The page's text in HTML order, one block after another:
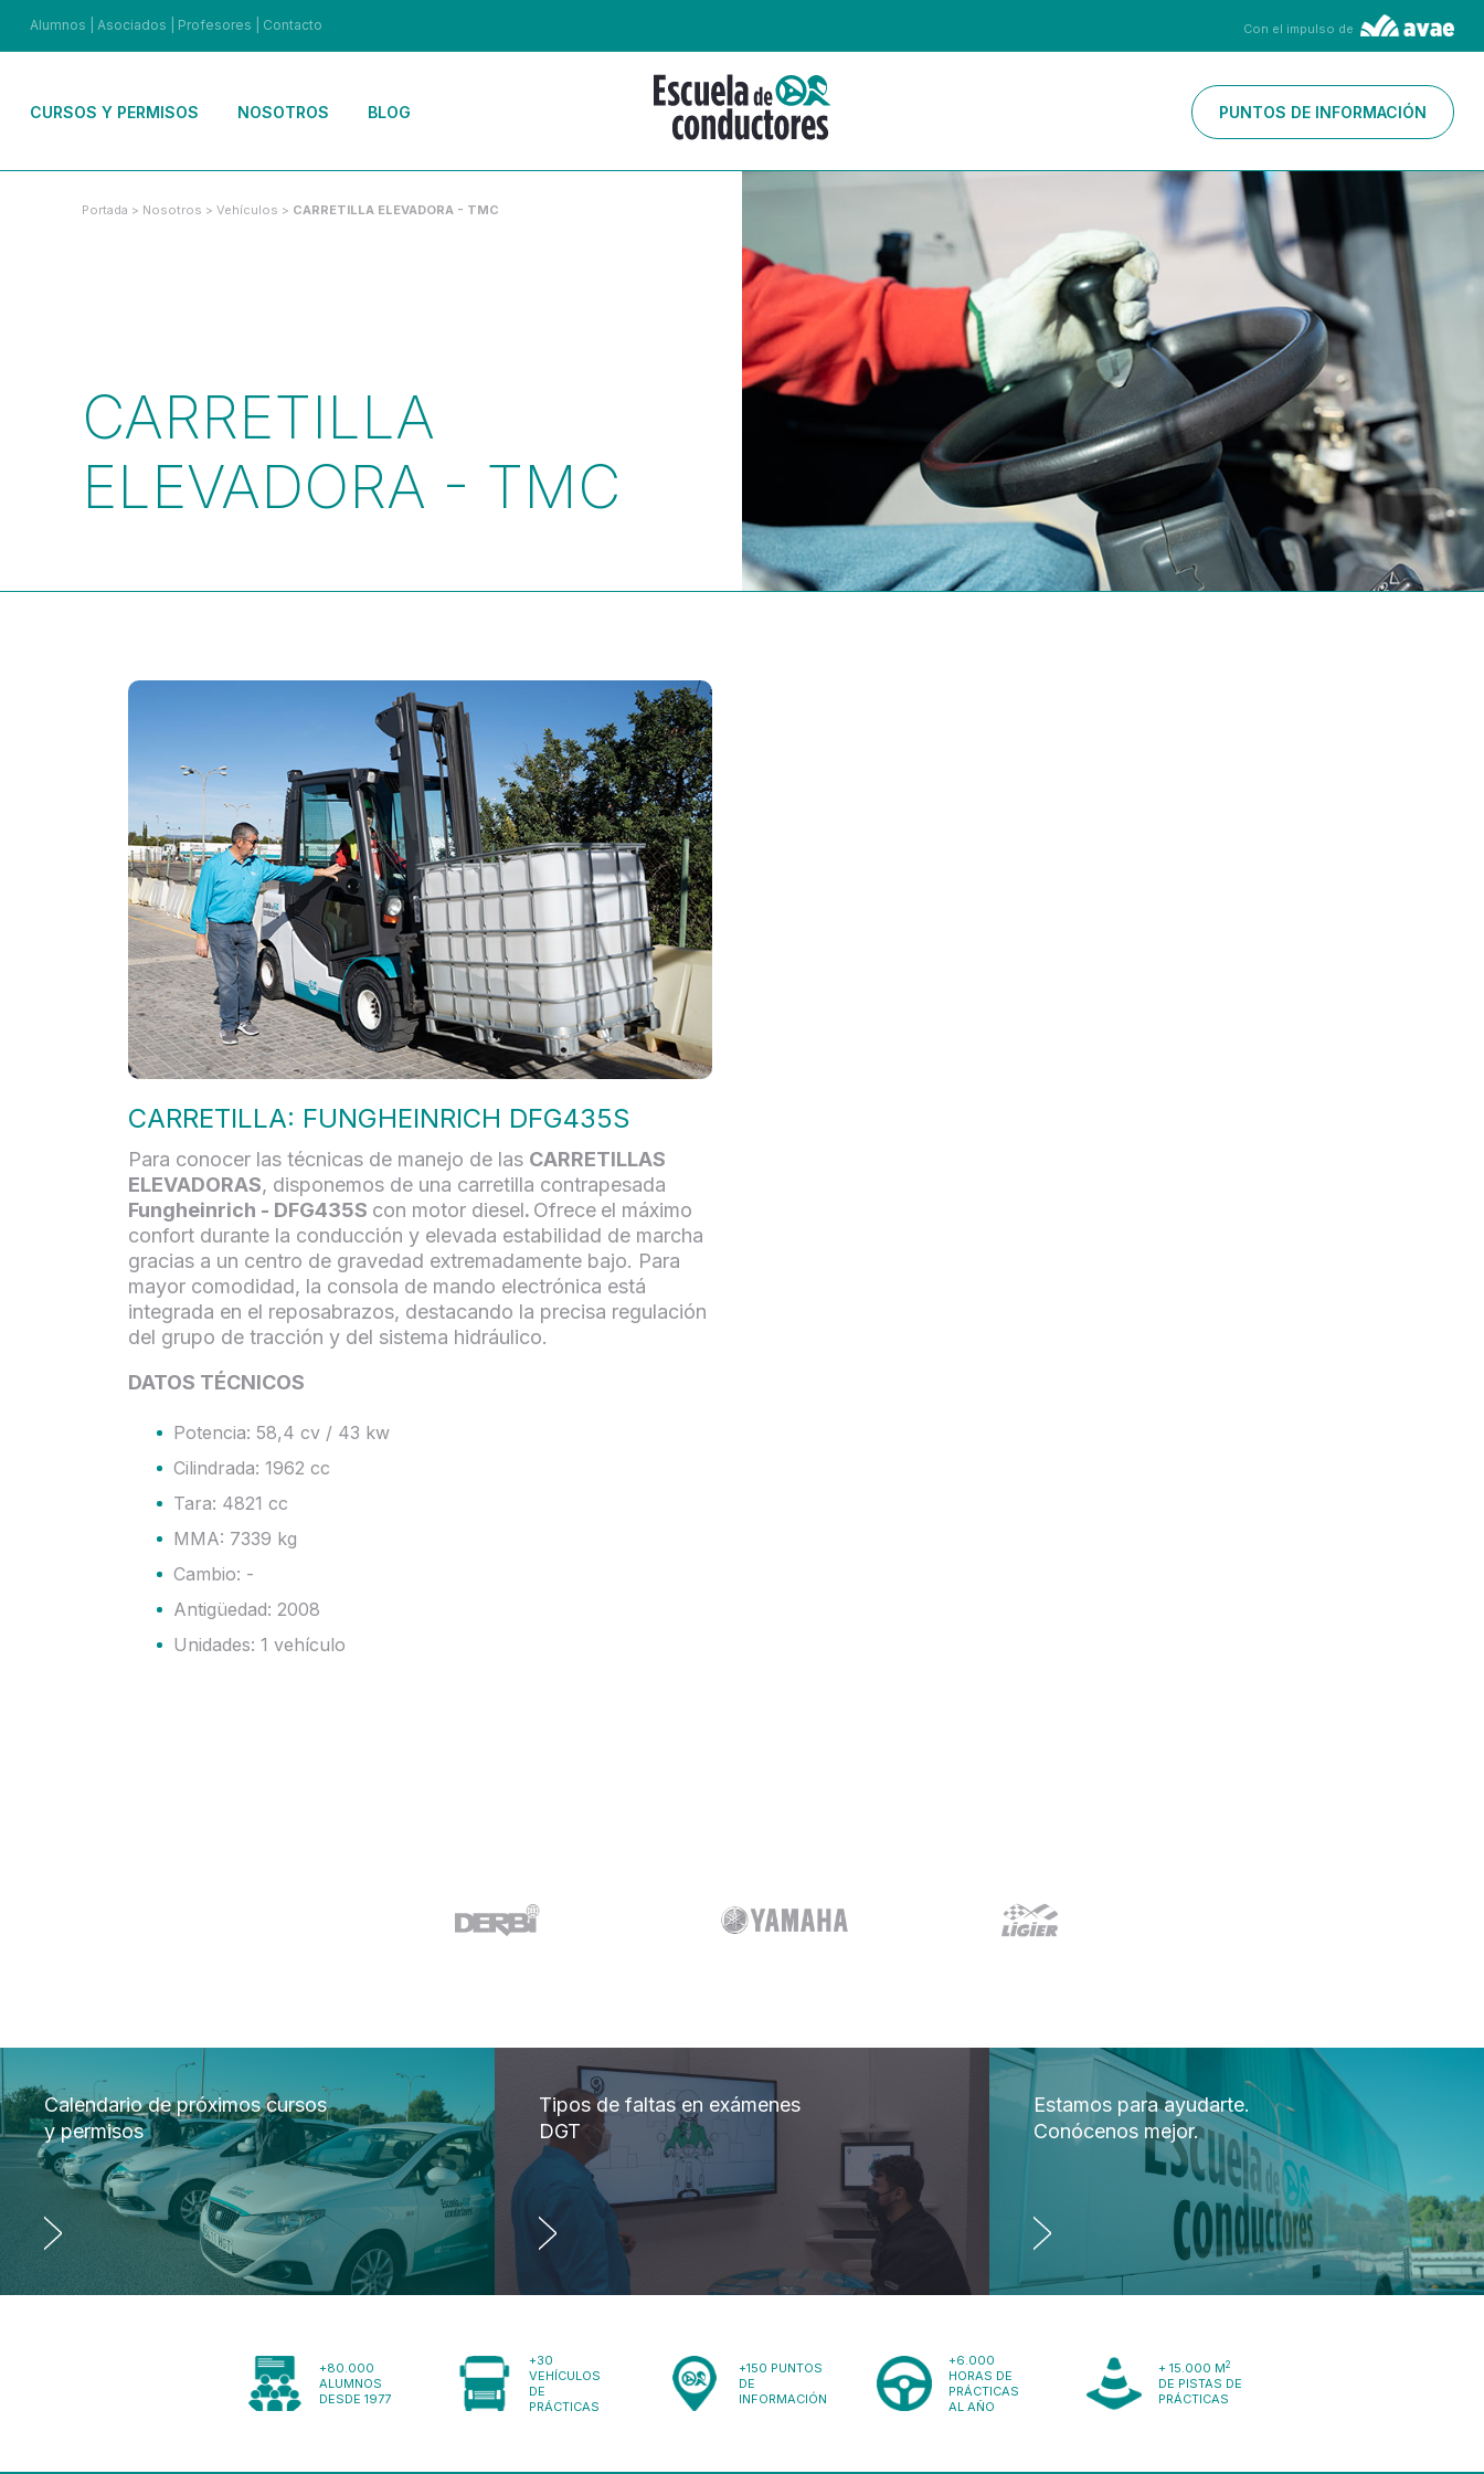
Alumnos Asociados Profesores Contacto Con el impulso de
CURSOS Y PERMISOS NOSOTROS BLOG PUNTOS DE INFORMACIÓN
Portada > Nosotros > Vehículos > CARRETILLA ELEVADORA - TMC
CARRETILLA
ELEVADORA - TMC
CARRETILLA: FUNGHEINRICH DFG435S
Para conocer las técnicas de manejo de las CARRETILLAS
ELEVADORAS, disponemos de una carretilla contrapesada
Fungheinrich - DFG435S con motor diesel. Ofrece el máximo
confort durante la conducción y elevada estabilidad de marcha
gracias a un centro de gravedad extremadamente bajo. Para
mayor comodidad, la consola de mando electrónica está
integrada en el reposabrazos, destacando la precisa regulación
del grupo de tracción y del sistema hidráulico.
DATOS TÉCNICOS
Potencia: 58,4 cv / 43 kw
Cilindrada: 1962 cc
Tara: 4821 cc
MMA: 7339 kg
Cambio: -
Antigüedad: 2008
Unidades: 1 vehículo
Calendario de próximos cursos
y permisos
Tipos de faltas en exámenes
DGT
Estamos para ayudarte.
Conócenos mejor.
+80.000
ALUMNOS
DESDE 1977
+30
VEHÍCULOS
DE
PRÁCTICAS
+150 PUNTOS
DE
INFORMACIÓN
+6.000
HORAS DE
PRÁCTICAS
AL AÑO
+ 15.000 M2
DE PISTAS DE
PRÁCTICAS